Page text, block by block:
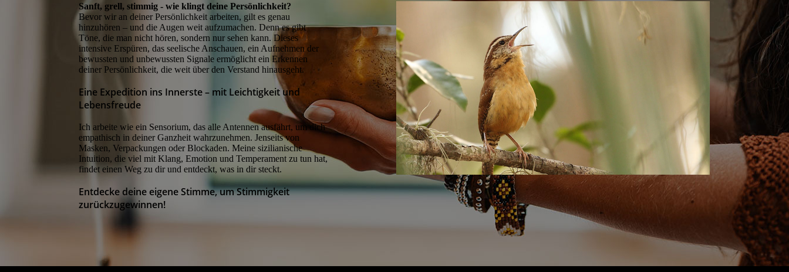
Sanft, grell, stimmig - wie klingt deine Persönlichkeit?
Bevor wir an deiner Persönlichkeit arbeiten, gilt es genau
hinzuhören – und die Augen weit aufzumachen. Denn es gibt
Töne, die man nicht hören, sondern nur sehen kann. Dieses
intensive Erspüren, das seelische Anschauen, ein Aufnehmen der
bewussten und unbewussten Signale ermöglicht ein Erkennen
deiner Persönlichkeit, die weit über den Verstand hinausgeht.
Eine Expedition ins Innerste – mit Leichtigkeit und
Lebensfreude
Ich arbeite wie ein Sensorium, das alle Antennen ausfährt, um dich
empathisch in deiner Ganzheit wahrzunehmen. Jenseits von
Masken, Verpackungen oder Blockaden. Meine sizilianische
Intuition, die viel mit Klang, Emotion und Temperament zu tun hat,
findet einen Weg zu dir und entdeckt, was in dir steckt.
Entdecke deine eigene Stimme, um Stimmigkeit
zurückzugewinnen!